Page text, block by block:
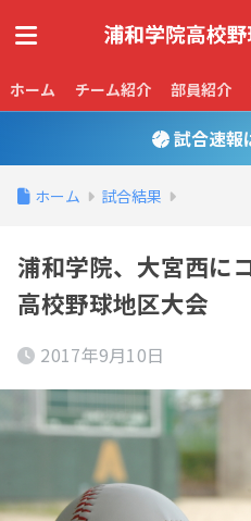
ホーム チーム紹介 部員紹介
試合速報
ホーム 試合結果
浦和学院、大宮西
高校野球地区大会
2017年9月10日